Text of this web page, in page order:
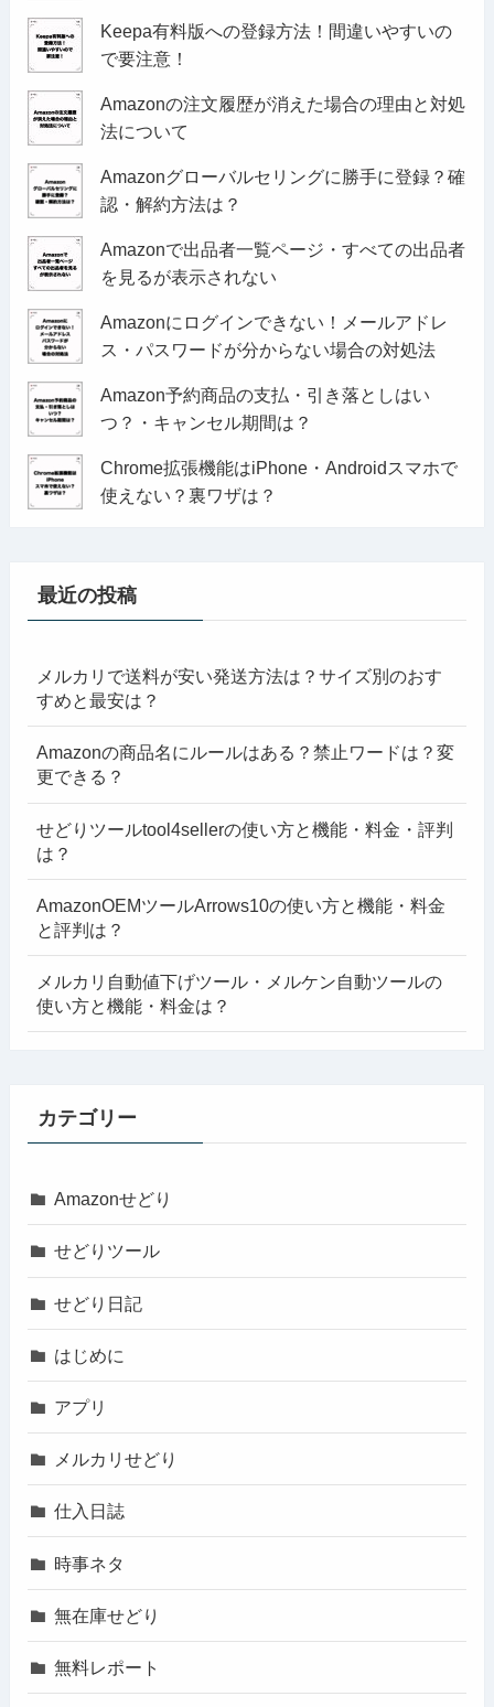
Keepa有料版への登録方法！間違いやすいの
で要注意！
Amazonの注文履歴が消えた場合の理由と対処
法について
Amazonグローバルセリングに勝手に登録？確
認・解約方法は？
Amazonで出品者一覧ページ・すべての出品者
を見るが表示されない
Amazonにログインできない！メールアドレ
ス・パスワードが分からない場合の対処法
Amazon予約商品の支払・引き落としはい
つ？・キャンセル期間は？
Chrome拡張機能はiPhone・Androidスマホで
使えない？裏ワザは？
最近の投稿
メルカリで送料が安い発送方法は？サイズ別のおす
すめと最安は？
Amazonの商品名にルールはある？禁止ワードは？変
更できる？
せどりツールtool4sellerの使い方と機能・料金・評判
は？
AmazonOEMツールArrows10の使い方と機能・料金
と評判は？
メルカリ自動値下げツール・メルケン自動ツールの
使い方と機能・料金は？
カテゴリー
Amazonせどり
せどりツール
せどり日記
はじめに
アプリ
メルカリせどり
仕入日誌
時事ネタ
無在庫せどり
無料レポート